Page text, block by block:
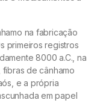
na fabricação
primeiros registros
8000 a.C., na
fibras de cânhamo
e a própria
em papel